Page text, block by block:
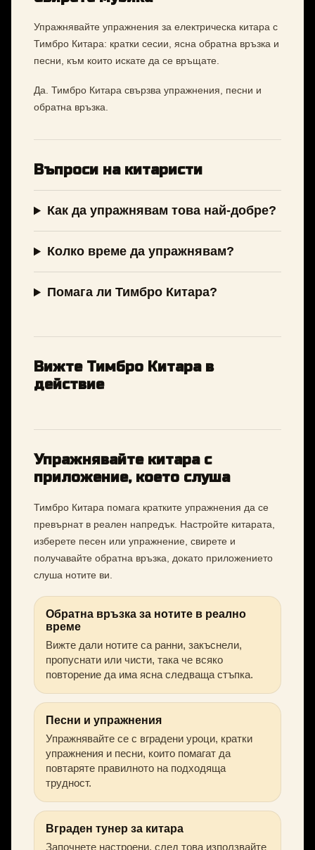
Упражнявайте упражнения за електрическа китара с
Тимбро Китара: кратки сесии, ясна обратна връзка и
песни, към които искате да се връщате.
Да. Тимбро Китара свързва упражнения, песни и
обратна връзка.
Въпроси на китаристи
Как да упражнявам това най-добре?
Колко време да упражнявам?
Помага ли Тимбро Китара?
Вижте Тимбро Китара в
действие
Упражнявайте китара с
приложение, което слуша
Тимбро Китара помага кратките упражнения да се
превърнат в реален напредък. Настройте китарата,
изберете песен или упражнение, свирете и
получавайте обратна връзка, докато приложението
слуша нотите ви.
Обратна връзка за нотите в реално
време
Вижте дали нотите са ранни, закъснели,
пропуснати или чисти, така че всяко
повторение да има ясна следваща стъпка.
Песни и упражнения
Упражнявайте се с вградени уроци, кратки
упражнения и песни, които помагат да
повтаряте правилното на подходяща
трудност.
Вграден тунер за китара
Започнете настроени, след това използвайте